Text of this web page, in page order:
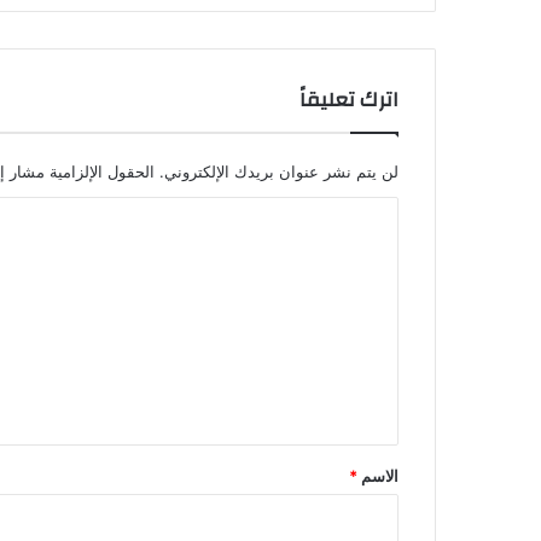
اترك تعليقاً
لن يتم نشر عنوان بريدك الإلكتروني. الحقول الإلزامية مشار
*
الاسم *